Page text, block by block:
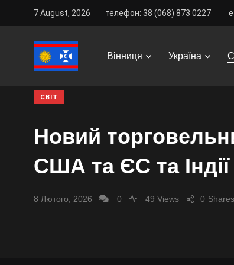
7 August, 2026 телефон: 38 (068) 873 0227
Вінниця Україна
Vinnitsa Best News / Світ / Новий
СВІТ
Новий
США та ЄС та Індії
8 Лютого, 2026 0 49 Views Shares
0